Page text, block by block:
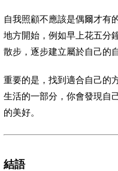
自我照顧不應該是偶爾才有
地方開始，例如早上花五分
散步，逐步建立屬於自己的
重要的是，找到適合自己的
生活的一部分，你會發現自
的美好。
結語